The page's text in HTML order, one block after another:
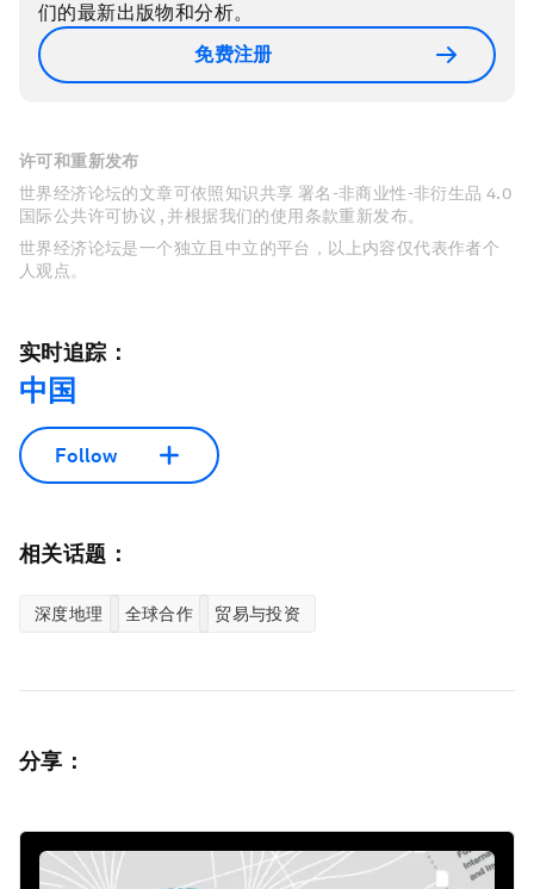
们的最新出版物和分析。
免费注册
许可和重新发布
世界经济论坛的文章可依照知识共享 署名-非商业性-非衍生品 4.0
国际公共许可协议 , 并根据我们的使用条款重新发布。
世界经济论坛是一个独立且中立的平台，以上内容仅代表作者个
人观点。
实时追踪：
中国
Follow
相关话题：
深度地理 全球合作 贸易与投资
分享：